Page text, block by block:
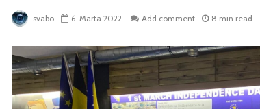
svabo 6. Marta 2022. Add comment 8 min read